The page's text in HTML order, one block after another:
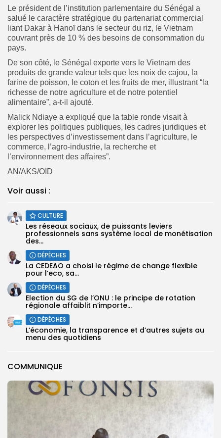
COMMUNIQUE
Le président de l’institution parlementaire du Sénégal a
salué le caractère stratégique du partenariat commercial
liant Dakar à Hanoï dans le secteur du riz, le Vietnam
couvrant près de 10 % des besoins de consommation du
pays.
De son côté, le Sénégal exporte vers le Vietnam des
produits de grande valeur tels que les noix de cajou, la
farine de poisson, le coton et les fruits de mer, illustrant “la
richesse de notre agriculture et de notre potentiel
alimentaire”, a-t-il ajouté.
Malick Ndiaye a expliqué que la table ronde visait à
explorer les politiques publiques, les cadres juridiques et
les perspectives d’investissement dans l’agriculture, le
commerce, l’agro-industrie, la recherche et
l’environnement des affaires”.
AN/AKS/OID
Voir aussi :
CULTURE
Les réseaux sociaux, de puissants leviers
professionnels sans système local de monétisation
des...
DÉPÊCHES
La CEDEAO a choisi le régime de change flexible
pour l’eco, sa...
DÉPÊCHES
Election du SG de l’ONU : le principe de rotation
régionale affaiblit n’importe...
DÉPÊCHES
L’économie, la transparence et d’autres sujets au
menu des quotidiens